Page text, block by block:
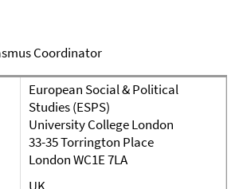
Coordinator
European Social & Political
Studies (ESPS)
University College London
33-35 Torrington Place
London WC1E 7LA